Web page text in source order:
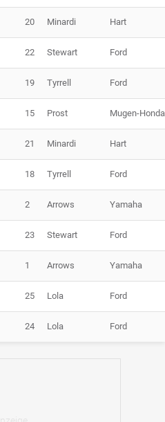
20 Minardi Hart
22 Stewart Ford
19 Tyrrell Ford
15 Prost Mugen-Honda
21 Minardi Hart
18 Tyrrell Ford
2 Arrows Yamaha
23 Stewart Ford
1 Arrows Yamaha
25 Lola Ford
24 Lola Ford